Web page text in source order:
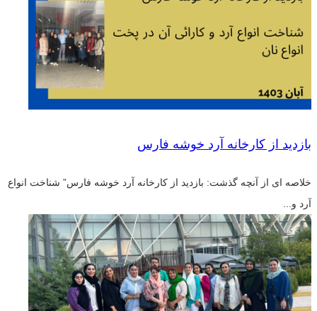
بازدید از کارخانه آرد خوشه فارس
خلاصه ای از آنچه گذشت: بازدید از کارخانه آرد خوشه فارس” شناخت انواع
آرد و...